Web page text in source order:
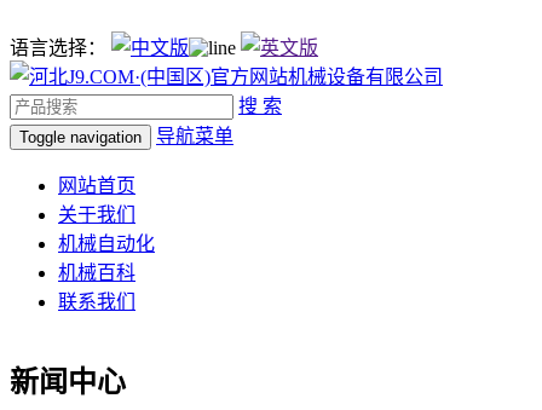
语言选择：
搜 索
Toggle navigation 导航菜单
网站首页
关于我们
机械自动化
机械百科
联系我们
新闻中心